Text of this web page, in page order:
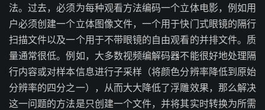
法。过去，必须为每种观看方法编码一个立体电影，例如用
户必须创建一个立体图像文件，一个用于快门式眼镜的隔行
扫描文件以及一个用于不带眼镜的自由观看的并排文件。质
量通常很低。例如，大多数视频编解码器不能很好地处理隔
行内容或对样本信息进行子采样（将颜色分辨率降低到原始
分辨率的四分之一），从而大大降低了浮雕效果，那么解决
这一问题的方法是只创建一个文件，并将其实时转换为所需